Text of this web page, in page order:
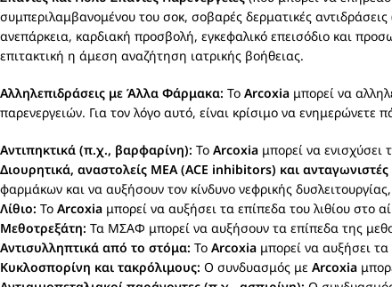
συμπεριλαμβανομένου του σοκ, σοβαρές δερματικές
ανεπάρκεια, καρδιακή προσβολή, εγκεφαλικό επεισόδιο και
επιτακτική η άμεση αναζήτηση ιατρικής βοήθειας.
Αλληλεπιδράσεις με Άλλα Φάρμακα: Το Arcoxia μπορεί να
παρενεργειών. Για τον λόγο αυτό, είναι κρίσιμο να
Αντιπηκτικά (π.χ., βαρφαρίνη): Το Arcoxia μπορεί να ενισχύσει
Διουρητικά, αναστολείς ΜΕΑ (ACE inhibitors) και
φαρμάκων και να αυξήσουν τον κίνδυνο νεφρικής
Λίθιο: Το Arcoxia μπορεί να αυξήσει τα επίπεδα του λιθίου στο
Μεθοτρεξάτη: Τα ΜΣΑΦ μπορεί να αυξήσουν τα επίπεδα της
Αντισυλληπτικά από το στόμα: Το Arcoxia μπορεί να αυξήσει
Κυκλοσπορίνη και τακρόλιμους: Ο συνδυασμός με Arcoxia